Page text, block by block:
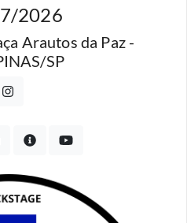
2026
Arautos da Paz -
SP